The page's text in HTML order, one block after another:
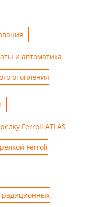
и автоматика
отопления
Ferroli ATLAS
Ferroli